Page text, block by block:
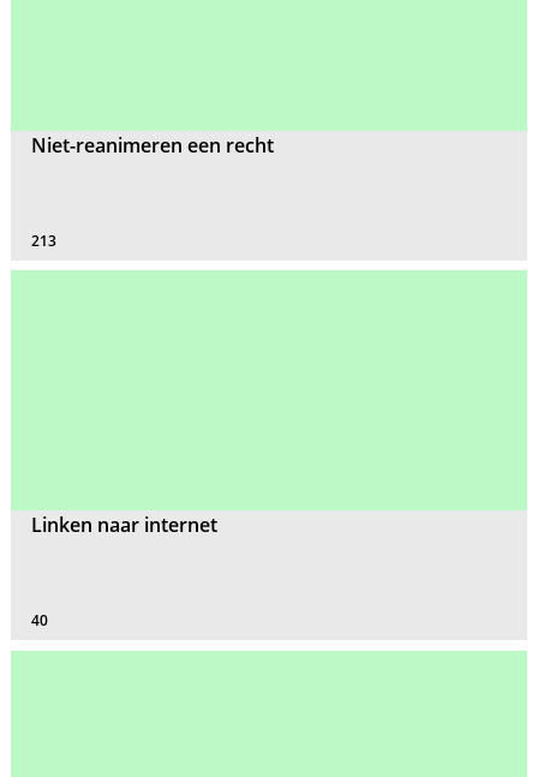
Niet-reanimeren een recht
213
Linken naar internet
40